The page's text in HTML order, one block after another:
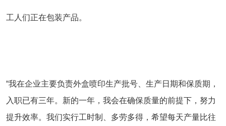
工人们正在包装产品。
“我在企业主要负责外盒喷印生产批号、生产日期和保质期，
入职已有三年。新的一年，我会在确保质量的前提下，努力
提升效率。我们实行工时制、多劳多得，希望每天产量比往